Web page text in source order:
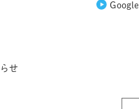
Google
せ